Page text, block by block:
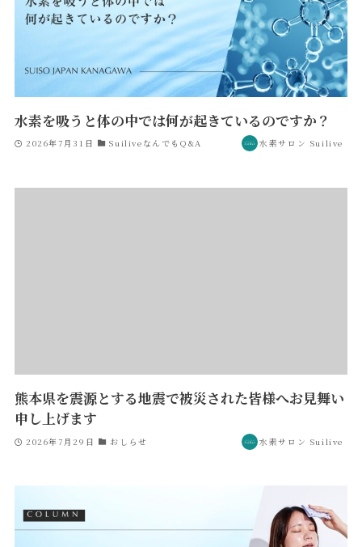
水素を吸うと体の中では何が起きているのですか？
2026年7月31日 SuiliveなんでもQ&A 水素サロン Suilive
熊本県を震源とする地震で被災された皆様へお見舞い
申し上げます
2026年7月29日 おしらせ 水素サロン Suilive